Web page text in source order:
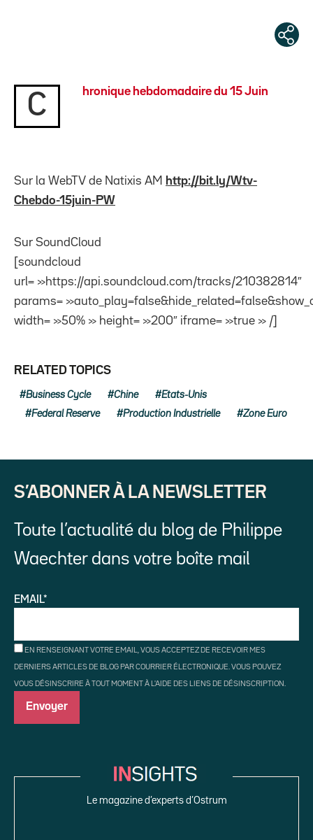
C
hronique hebdomadaire du 15 Juin
Sur la WebTV de Natixis AM
http://bit.ly/Wtv-
Chebdo-15juin-PW
Sur SoundCloud
[soundcloud
url= »https://api.soundcloud.com/tracks/210382814″
params=
width= »50% » height= »200″ iframe= »true » /]
RELATED TOPICS
Business Cycle Chine Etats-Unis
Federal Reserve Production Industrielle Zone Euro
S’ABONNER À LA NEWSLETTER
Toute l’actualité du blog de Philippe
Waechter dans votre boîte mail
EMAIL*
EN RENSEIGNANT VOTRE EMAIL, VOUS ACCEPTEZ DE RECEVOIR MES
DERNIERS ARTICLES DE BLOG PAR COURRIER ÉLECTRONIQUE. VOUS POUVEZ
VOUS DÉSINSCRIRE À TOUT MOMENT À L'AIDE DES LIENS DE DÉSINSCRIPTION.
Le magazine d’experts d’Ostrum